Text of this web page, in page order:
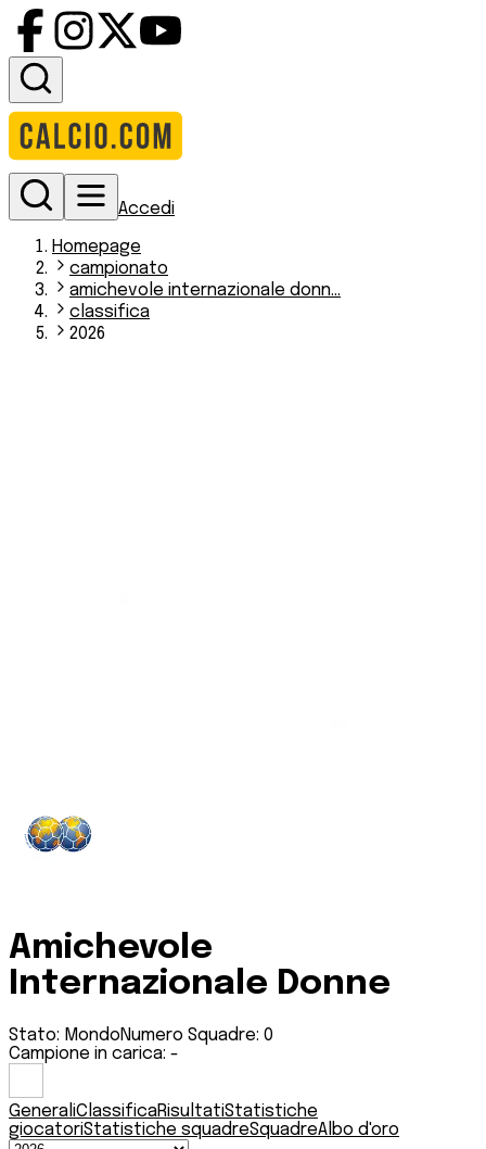
Accedi
Homepage
campionato
amichevole internazionale donn...
classifica
2026
Amichevole
Internazionale Donne
Stato: MondoNumero Squadre: 0
Campione in carica: -
GeneraliClassificaRisultatiStatistiche
giocatoriStatistiche squadreSquadreAlbo d'oro